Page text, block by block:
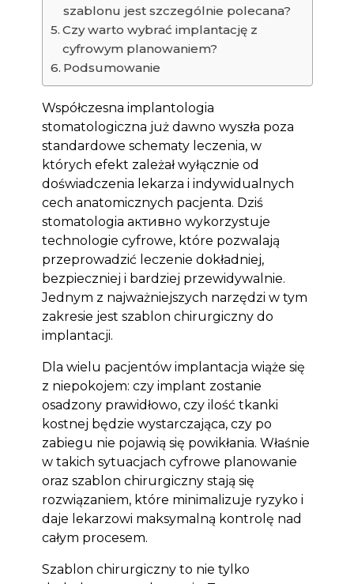
szablonu jest szczególnie polecana?
Czy warto wybrać implantację z
cyfrowym planowaniem?
Podsumowanie
Współczesna implantologia
stomatologiczna już dawno wyszła poza
standardowe schematy leczenia, w
których efekt zależał wyłącznie od
doświadczenia lekarza i indywidualnych
cech anatomicznych pacjenta. Dziś
stomatologia активно wykorzystuje
technologie cyfrowe, które pozwalają
przeprowadzić leczenie dokładniej,
bezpieczniej i bardziej przewidywalnie.
Jednym z najważniejszych narzędzi w tym
zakresie jest szablon chirurgiczny do
implantacji.
Dla wielu pacjentów implantacja wiąże się
z niepokojem: czy implant zostanie
osadzony prawidłowo, czy ilość tkanki
kostnej będzie wystarczająca, czy po
zabiegu nie pojawią się powikłania. Właśnie
w takich sytuacjach cyfrowe planowanie
oraz szablon chirurgiczny stają się
rozwiązaniem, które minimalizuje ryzyko i
daje lekarzowi maksymalną kontrolę nad
całym procesem.
Szablon chirurgiczny to nie tylko